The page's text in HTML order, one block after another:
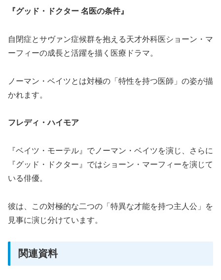
『グッド・ドクター 名医の条件』
自閉症とサヴァン症候群を抱える天才外科医ショーン・マ
ーフィーの成長と活躍を描く医療ドラマ。
ノーマン・ベイツとは対極の「特性を持つ医師」の姿が描
かれます。
フレディ・ハイモア
『ベイツ・モーテル』でノーマン・ベイツを演じ、さらに
『グッド・ドクター』ではショーン・マーフィーを演じて
いる俳優。
彼は、この対極的な二つの「特異な才能を持つ主人公」を
見事に演じ分けています。
関連資料